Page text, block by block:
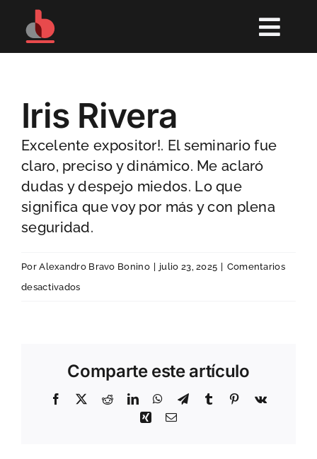
Saltar
contenido
¿TIENES UN PYME?
CAPACITACIONES PYME
¿ERES EMPRENDEDORA?
EL VIAJE DE LA EMPRENDEDORA
Iris Rivera
Excelente expositor!. El seminario fue
claro, preciso y dinámico. Me aclaró
dudas y despejo miedos. Lo que
significa que voy por más y con plena
seguridad.
PorAlexandro Bravo Bonino julio 23, 2025
Comentarios
desactivadosen
Comparte este artículo
Facebook RedditLinkedInWhatsApp
TelegramTumblr Pinterest
Vk
XingCorreo